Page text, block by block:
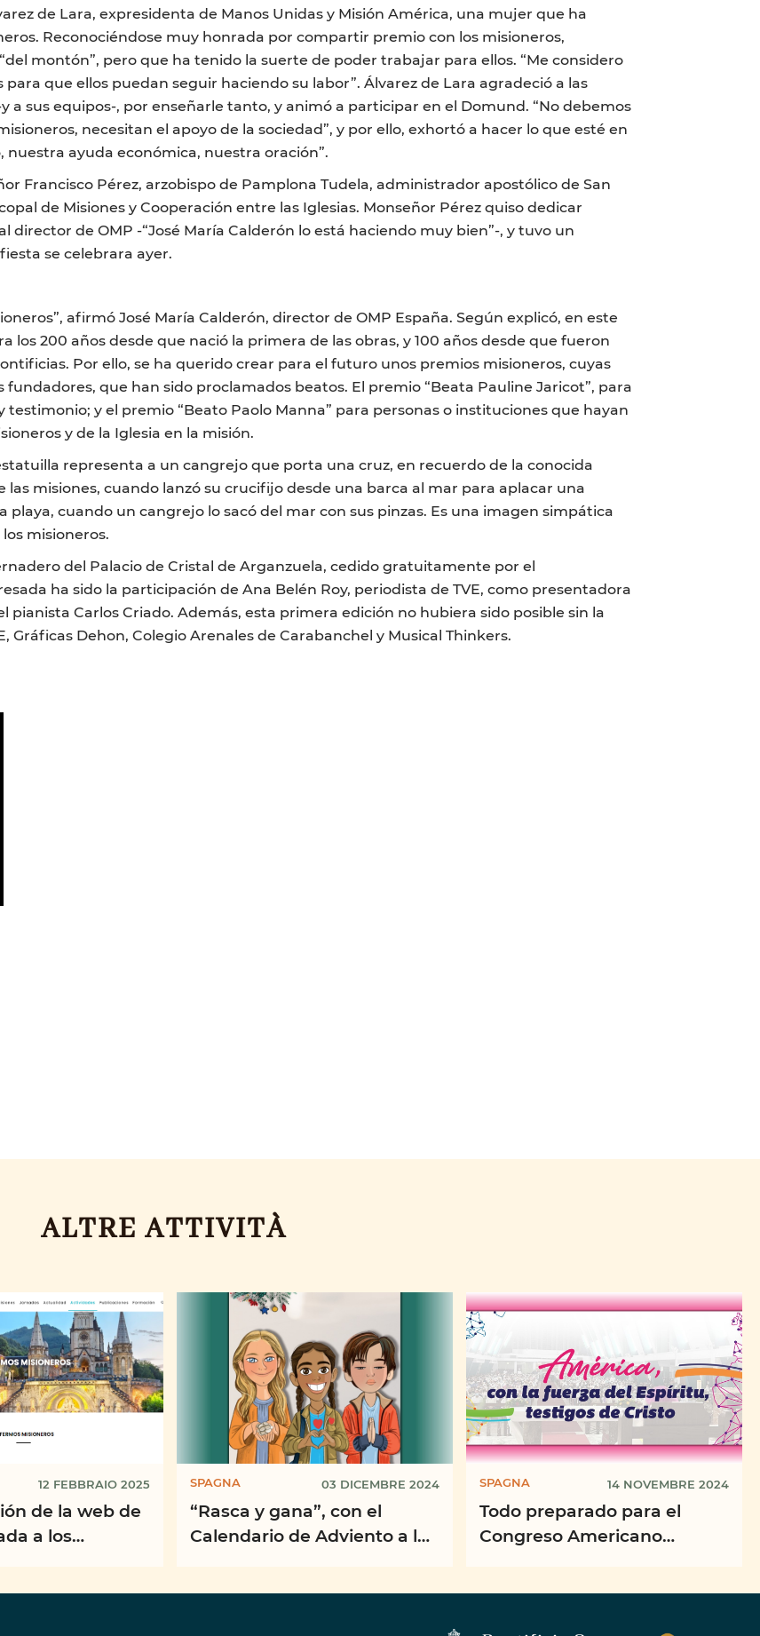
de Lara, expresidenta de Manos Unidas y Misión América, una mujer que ha
Reconociéndose muy honrada por compartir premio con los misioneros,
montón”, pero que ha tenido la suerte de poder trabajar para ellos. “Me considero
que ellos puedan seguir haciendo su labor”. Álvarez de Lara agradeció a las
a sus equipos-, por enseñarle tanto, y animó a participar en el Domund. “No debemos
necesitan el apoyo de la sociedad”, y por ello, exhortó a hacer lo que esté en
ayuda económica, nuestra oración”.
Francisco Pérez, arzobispo de Pamplona Tudela, administrador apostólico de San
de Misiones y Cooperación entre las Iglesias. Monseñor Pérez quiso dedicar
de OMP -“José María Calderón lo está haciendo muy bien”-, y tuvo un
se celebrara ayer.
afirmó José María Calderón, director de OMP España. Según explicó, en este
los 200 años desde que nació la primera de las obras, y 100 años desde que fueron
Por ello, se ha querido crear para el futuro unos premios misioneros, cuyas
que han sido proclamados beatos. El premio “Beata Pauline Jaricot”, para
y el premio “Beato Paolo Manna” para personas o instituciones que hayan
y de la Iglesia en la misión.
representa a un cangrejo que porta una cruz, en recuerdo de la conocida
las misiones, cuando lanzó su crucifijo desde una barca al mar para aplacar una
cuando un cangrejo lo sacó del mar con sus pinzas. Es una imagen simpática
misioneros.
del Palacio de Cristal de Arganzuela, cedido gratuitamente por el
ha sido la participación de Ana Belén Roy, periodista de TVE, como presentadora
pianista Carlos Criado. Además, esta primera edición no hubiera sido posible sin la
Gráficas Dehon, Colegio Arenales de Carabanchel y Musical Thinkers.
ALTRE ATTIVITÀ
12 FEBBRAIO 2025
de la web de
a los
SPAGNA 03 DICEMBRE 2024
“Rasca y gana”, con el
Calendario de Adviento a la
SPAGNA 14 NOVEMBRE 2024
Todo preparado para el
Congreso Americano